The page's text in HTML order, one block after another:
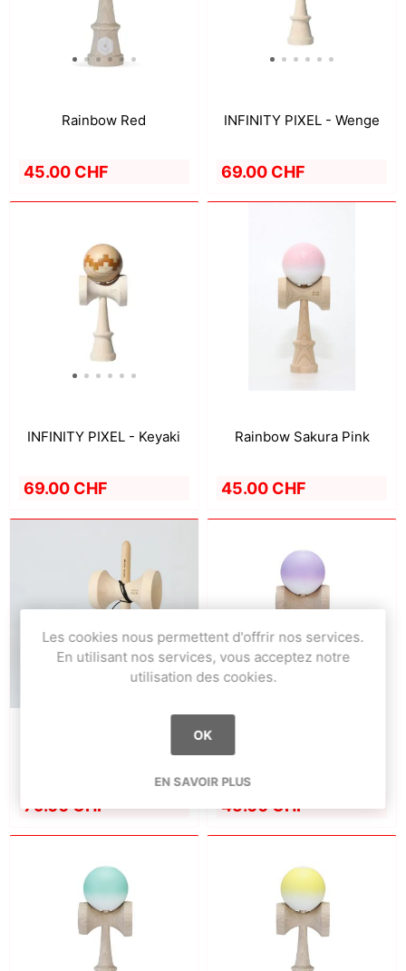
Rainbow Red
45.00 CHF
INFINITY PIXEL - Wenge
69.00 CHF
INFINITY PIXEL - Keyaki
69.00 CHF
Rainbow Sakura Pink
45.00 CHF
INFINITY - Black Matt
79.00 CHF 45.00 CHF
Les cookies nous permettent d'offrir nos services.
En utilisant nos services, vous acceptez notre
utilisation des cookies.
OK
EN SAVOIR PLUS